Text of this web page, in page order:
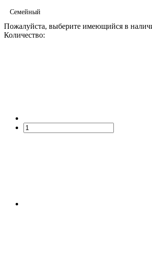
Семейный
Пожалуйста, выберите имеющийся в
Количество: